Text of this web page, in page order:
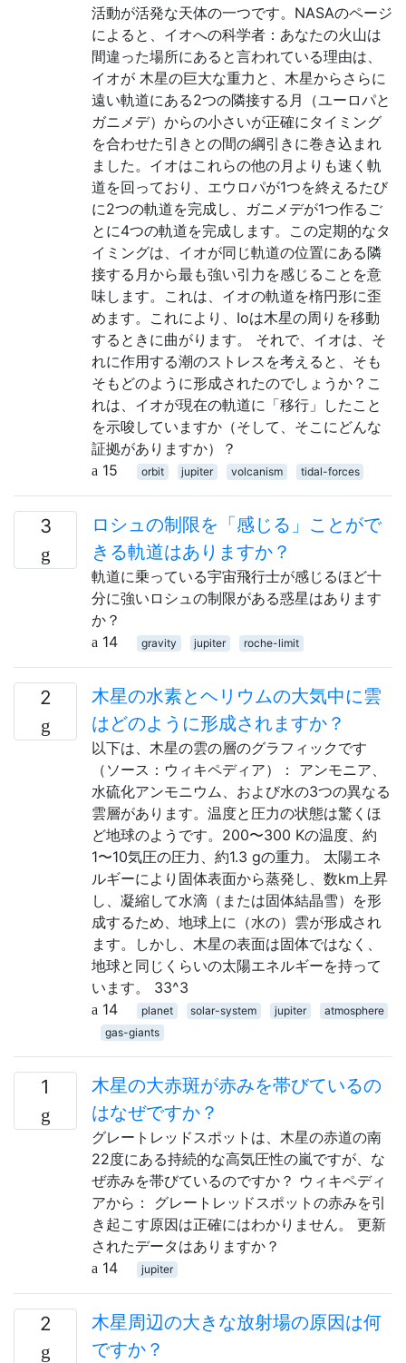
活動が活発な天体の一つです。NASAのページ
によると、イオへの科学者：あなたの火山は
間違った場所にあると言われている理由は、
イオが 木星の巨大な重力と、木星からさらに
遠い軌道にある2つの隣接する月（ユーロパと
ガニメデ）からの小さいが正確にタイミング
を合わせた引きとの間の綱引きに巻き込まれ
ました。イオはこれらの他の月よりも速く軌
道を回っており、エウロパが1つを終えるたび
に2つの軌道を完成し、ガニメデが1つ作るご
とに4つの軌道を完成します。この定期的なタ
イミングは、イオが同じ軌道の位置にある隣
接する月から最も強い引力を感じることを意
味します。これは、イオの軌道を楕円形に歪
めます。これにより、Ioは木星の周りを移動
するときに曲がります。 それで、イオは、そ
れに作用する潮のストレスを考えると、そも
そもどのように形成されたのでしょうか？こ
れは、イオが現在の軌道に「移行」したこと
を示唆していますか（そして、そこにどんな
証拠がありますか）？
15
orbit jupiter volcanism tidal-forces
3
ロシュの制限を「感じる」ことがで
きる軌道はありますか？
軌道に乗っている宇宙飛行士が感じるほど十
分に強いロシュの制限がある惑星はあります
か？
14
gravity jupiter roche-limit
2
木星の水素とヘリウムの大気中に雲
はどのように形成されますか？
以下は、木星の雲の層のグラフィックです
（ソース：ウィキペディア）： アンモニア、
水硫化アンモニウム、および水の3つの異なる
雲層があります。温度と圧力の状態は驚くほ
ど地球のようです。200〜300 Kの温度、約
1〜10気圧の圧力、約1.3 gの重力。 太陽エネ
ルギーにより固体表面から蒸発し、数km上昇
し、凝縮して水滴（または固体結晶雪）を形
成するため、地球上に（水の）雲が形成され
ます。しかし、木星の表面は固体ではなく、
地球と同じくらいの太陽エネルギーを持って
います。 33^3
14
planet solar-system jupiter
atmosphere
gas-giants
1
木星の大赤斑が赤みを帯びているの
はなぜですか？
グレートレッドスポットは、木星の赤道の南
22度にある持続的な高気圧性の嵐ですが、な
ぜ赤みを帯びているのですか？ ウィキペディ
アから： グレートレッドスポットの赤みを引
き起こす原因は正確にはわかりません。 更新
されたデータはありますか？
14
jupiter
2
木星周辺の大きな放射場の原因は何
ですか？